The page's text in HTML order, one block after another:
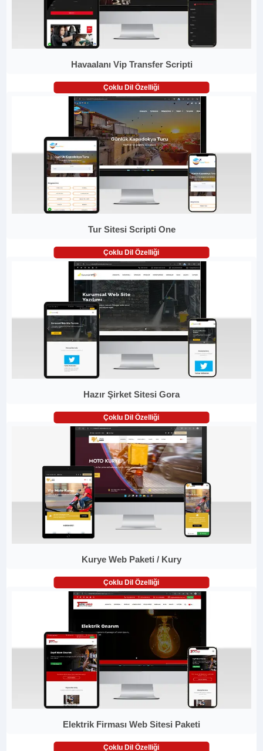
Havaalanı Vip Transfer Scripti
Çoklu Dil Özelliği
Tur Sitesi Scripti One
Çoklu Dil Özelliği
Hazır Şirket Sitesi Gora
Çoklu Dil Özelliği
Kurye Web Paketi / Kury
Çoklu Dil Özelliği
Elektrik Firması Web Sitesi Paketi
Çoklu Dil Özelliği